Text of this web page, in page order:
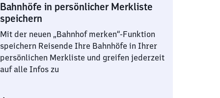
Bahnhöfe in persönlicher Merkliste
speichern
Mit der neuen „Bahnhof merken“-Funktion
speichern Reisende Ihre Bahnhöfe in Ihrer
persönlichen Merkliste und greifen jederzeit
auf alle Infos zu